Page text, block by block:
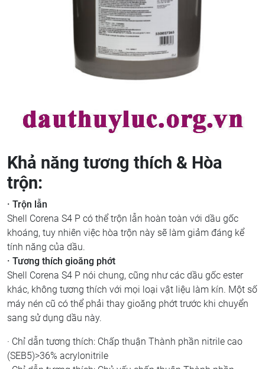
Khả năng tương thích & Hòa
trộn:
· Trộn lẫn
Shell Corena S4 P có thể trộn lẫn hoàn toàn với dầu gốc
khoáng, tuy nhiên việc hòa trộn này sẽ làm giảm đáng kể
tính năng của dầu.
· Tương thích gioăng phớt
Shell Corena S4 P nói chung, cũng như các dầu gốc ester
khác, không tương thích với mọi loại vật liệu làm kín. Một số
máy nén cũ có thể phải thay gioăng phớt trước khi chuyển
sang sử dụng dầu này.
· Chỉ dẫn tương thích: Chấp thuận Thành phần nitrile cao
(SEB5)>36% acrylonitrile